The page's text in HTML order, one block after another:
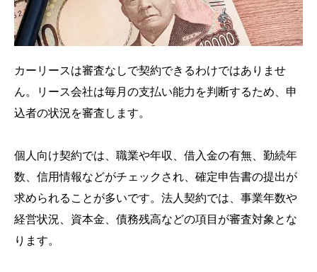
カーリースは審査なしで契約できるわけではありませ
ん。リース会社は毎月の支払い能力を判断するため、申
込者の状況を審査します。
個人向け契約では、職業や年収、借入金の有無、勤続年
数、信用情報などがチェックされ、確定申告書の提出が
求められることが多いです。法人契約では、事業年数や
経営状況、資本金、債務残高などの項目が審査対象とな
ります。